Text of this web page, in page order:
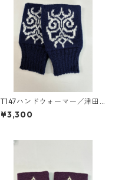
T147ハンドウォーマー／津田
命子デザインアイヌ文様編み
込みハンドウォーマー
¥3,300